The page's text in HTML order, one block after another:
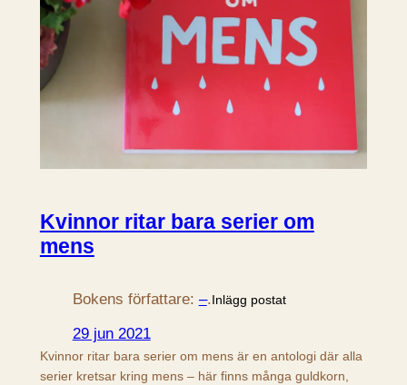
Kvinnor ritar bara serier om
mens
Bokens författare: –.Inlägg postat
29 jun 2021
Kvinnor ritar bara serier om mens är en antologi där alla
serier kretsar kring mens – här finns många guldkorn,